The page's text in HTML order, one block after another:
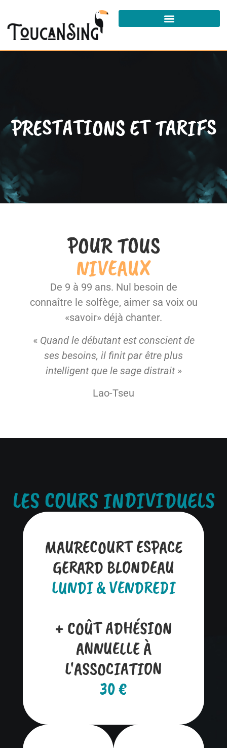
PRESTATIONS ET TARIFS
POUR TOUS
NIVEAUX
De 9 à 99 ans. Nul besoin de
connaître le solfège, aimer sa voix ou
«savoir» déjà chanter.
« Quand le débutant est conscient de
ses besoins, il finit par être plus
intelligent que le sage distrait »
Lao-Tseu
LES COURS INDIVIDUELS
MAURECOURT ESPACE
GERARD BLONDEAU
LUNDI & VENDREDI
+ COÛT ADHÉSION
ANNUELLE À
L'ASSOCIATION
30 €